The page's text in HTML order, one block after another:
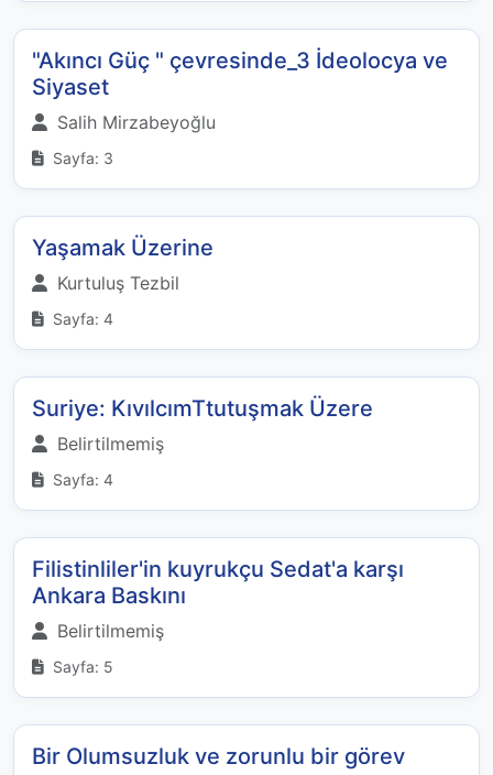
"Akıncı Güç " çevresinde_3 İdeolocya ve
Siyaset
Salih Mirzabeyoğlu
Sayfa: 3
Yaşamak Üzerine
Kurtuluş Tezbil
Sayfa: 4
Suriye: KıvılcımTtutuşmak Üzere
Belirtilmemiş
Sayfa: 4
Filistinliler'in kuyrukçu Sedat'a karşı
Ankara Baskını
Belirtilmemiş
Sayfa: 5
Bir Olumsuzluk ve zorunlu bir görev